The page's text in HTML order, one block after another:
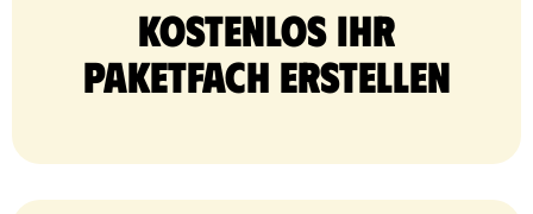
Kostenlos Ihr
Paketfach erstellen